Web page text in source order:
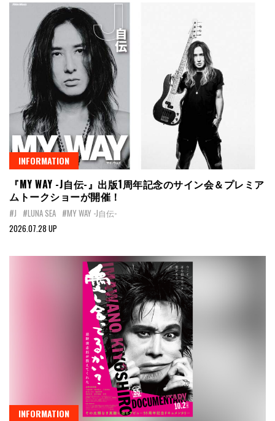
INFORMATION
『MY WAY -J自伝-』出版1周年記念のサイン会＆プレミア
ムトークショーが開催！
#J #LUNA SEA #MY WAY -J自伝-
2026.07.28 UP
INFORMATION